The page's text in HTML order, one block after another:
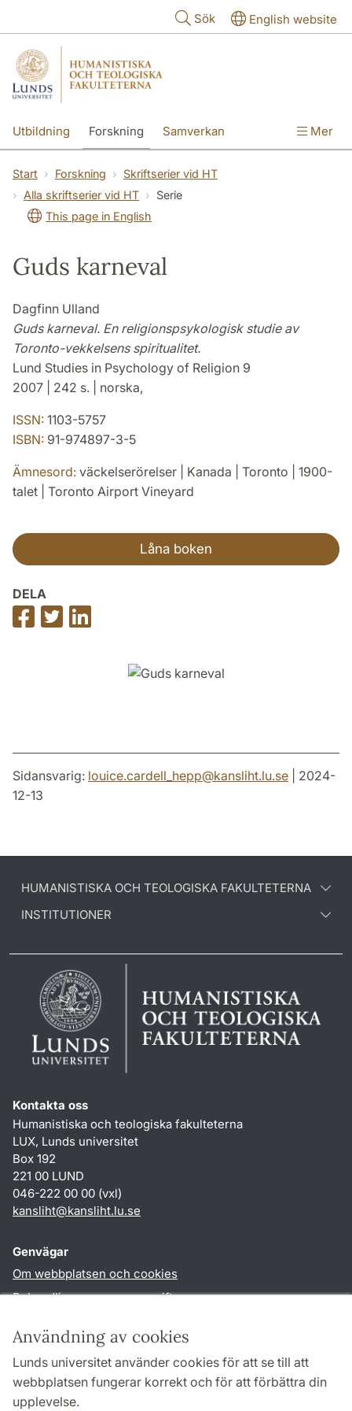
Användning av cookies
Lunds universitet använder cookies för att se till att
webbplatsen fungerar korrekt och för att förbättra din
upplevelse.
Sök English website
Utbildning Forskning Samverkan Mer
Start Forskning
Skriftserier vid HT
Alla skriftserier vid HT
Serie
This page in English
Guds karneval
Dagfinn Ulland
Guds karneval. En religionspsykologisk studie av
Toronto-vekkelsens spiritualitet.
Lund Studies in Psychology of Religion 9
2007 | 242 s. | norska,
ISSN: 1103-5757
ISBN: 91-974897-3-5
Ämnesord: väckelserörelser | Kanada | Toronto | 1900-
talet | Toronto Airport Vineyard
Låna boken
DELA
Dela
på
Dela
på
på
Sidansvarig: louice.cardell_hepp@kansliht.lu.se | 2024-
12-13
HUMANISTISKA OCH TEOLOGISKA FAKULTETERNA
INSTITUTIONER
Kontakta oss
Humanistiska och teologiska fakulteterna
LUX, Lunds universitet
Box 192
221 00 LUND
046-222 00 00 (vxl)
kansliht@kansliht.lu.se
Genvägar
Om webbplatsen och cookies
Behandling av personuppgifter
TYPO3-login
Följ oss i sociala medier